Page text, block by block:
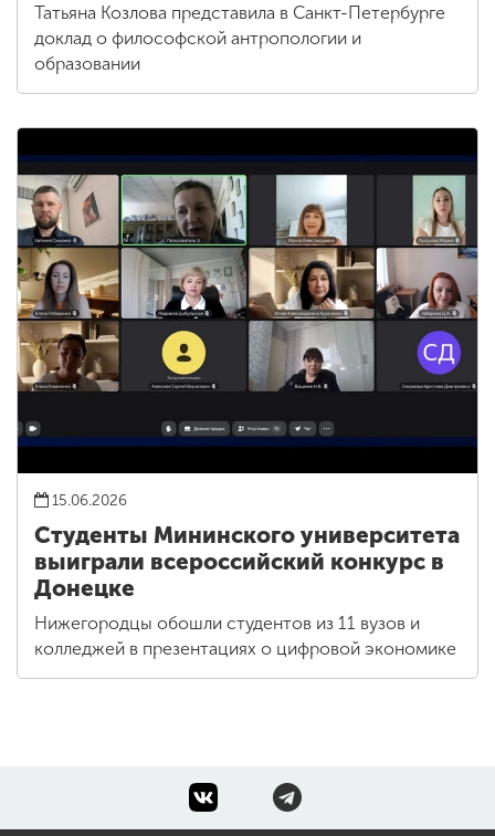
Татьяна Козлова представила в Санкт-Петербурге
доклад о философской антропологии и
образовании
15.06.2026
Студенты Мининского университета
выиграли всероссийский конкурс в
Донецке
Нижегородцы обошли студентов из 11 вузов и
колледжей в презентациях о цифровой экономике